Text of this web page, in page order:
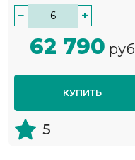
− +
62 790 руб
КУПИТЬ
5